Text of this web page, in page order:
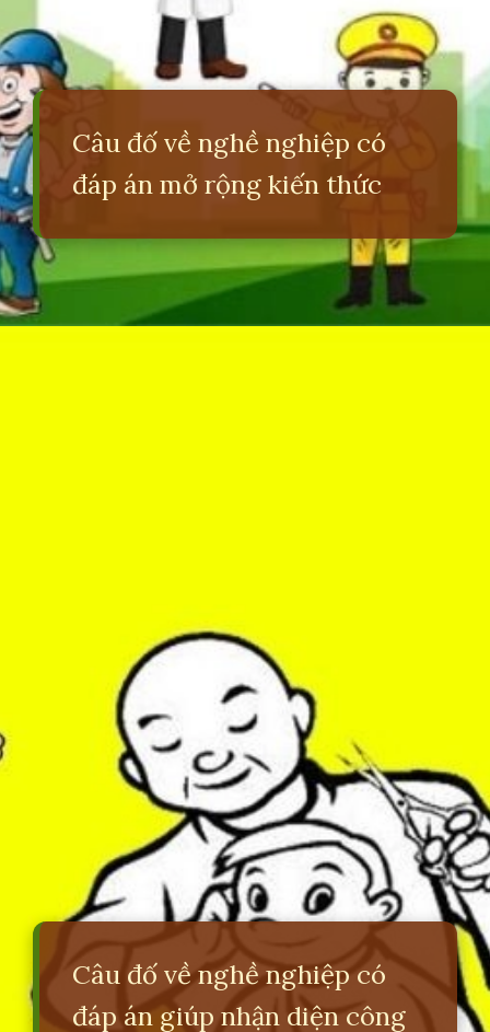
Câu đố về nghề nghiệp có
đáp án mở rộng kiến thức
Câu đố về nghề nghiệp có
đáp án giúp nhận diện công